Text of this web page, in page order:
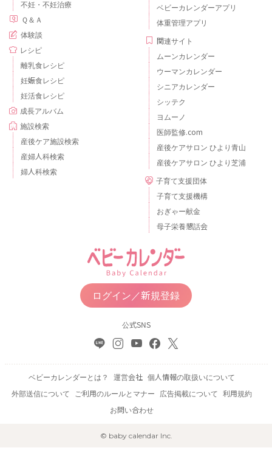
不妊・不妊治療
Ｑ＆Ａ
体験談
レシピ
離乳食レシピ
妊娠食レシピ
妊活食レシピ
成長アルバム
施設検索
産後ケア施設検索
産婦人科検索
婦人科検索
ベビーカレンダーアプリ
体重管理アプリ
関連サイト
ムーンカレンダー
ウーマンカレンダー
シニアカレンダー
シッテク
ヨムーノ
医師監修.com
産後ケアサロン ひより青山
産後ケアサロン ひより芝浦
子育て支援団体
子育て支援機構
おぎゃー献金
母子栄養懇話会
ログイン／新規登録
公式SNS
ベビーカレンダーとは？ 運営会社
個人情報の取扱いについて
外部送信について
ご利用のルールとマナー 広告掲載について
利用規約
お問い合わせ
© baby calendar Inc.